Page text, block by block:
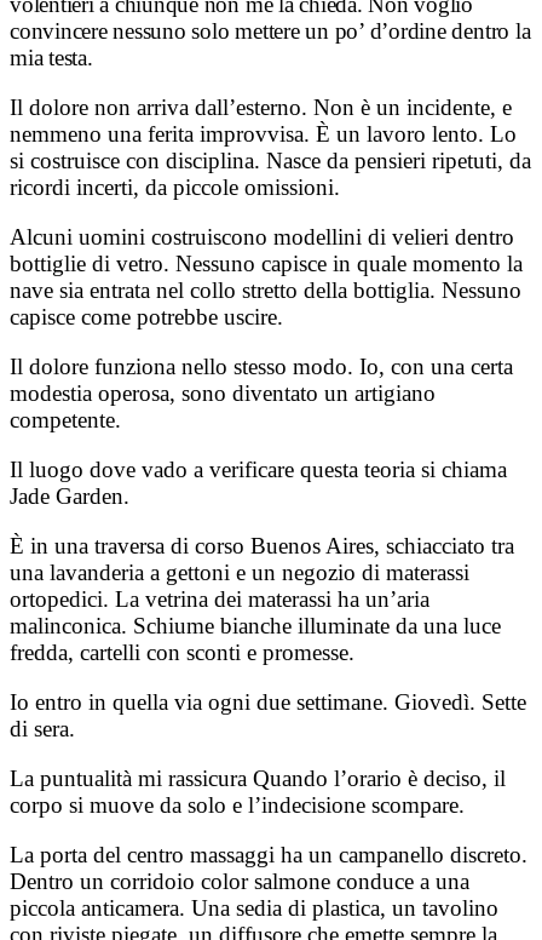
convincere nessuno solo mettere un po’ d’ordine dentro la
mia testa.
Il dolore non arriva dall’esterno. Non è un incidente, e
nemmeno una ferita improvvisa. È un lavoro lento. Lo
si costruisce con disciplina. Nasce da pensieri ripetuti, da
ricordi incerti, da piccole omissioni.
Alcuni uomini costruiscono modellini di velieri dentro
bottiglie di vetro. Nessuno capisce in quale momento la
nave sia entrata nel collo stretto della bottiglia. Nessuno
capisce come potrebbe uscire.
Il dolore funziona nello stesso modo. Io, con una certa
modestia operosa, sono diventato un artigiano
competente.
Il luogo dove vado a verificare questa teoria si chiama
Jade Garden.
È in una traversa di corso Buenos Aires, schiacciato tra
una lavanderia a gettoni e un negozio di materassi
ortopedici. La vetrina dei materassi ha un’aria
malinconica. Schiume bianche illuminate da una luce
fredda, cartelli con sconti e promesse.
Io entro in quella via ogni due settimane. Giovedì. Sette
di sera.
La puntualità mi rassicura Quando l’orario è deciso, il
corpo si muove da solo e l’indecisione scompare.
La porta del centro massaggi ha un campanello discreto.
Dentro un corridoio color salmone conduce a una
piccola anticamera. Una sedia di plastica, un tavolino